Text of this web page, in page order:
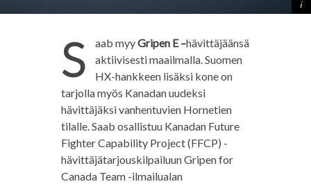
S aab myyGripen E –hävittäjäänsä
aktiivisesti maailmalla. Suomen
HX-hankkeen lisäksi kone on
tarjolla myös Kanadan uudeksi
hävittäjäksi vanhentuvien Hornetien
tilalle. Saab osallistuu Kanadan Future
Fighter Capability Project (FFCP) -
hävittäjätarjouskilpailuun Gripen for
Canada Team -ilmailualan